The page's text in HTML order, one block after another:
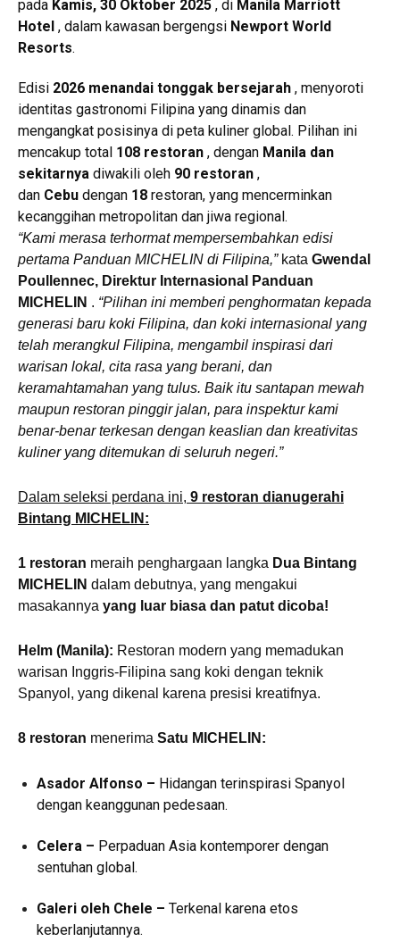
pada Kamis, 30 Oktober 2025 , di Manila Marriott
Hotel , dalam kawasan bergengsi Newport World
Resorts.
Edisi 2026 menandai tonggak bersejarah , menyoroti
identitas gastronomi Filipina yang dinamis dan
mengangkat posisinya di peta kuliner global. Pilihan ini
mencakup total 108 restoran , dengan Manila dan
sekitarnya diwakili oleh 90 restoran ,
dan Cebu dengan 18 restoran, yang mencerminkan
kecanggihan metropolitan dan jiwa regional.
“Kami merasa terhormat mempersembahkan edisi
pertama Panduan MICHELIN di Filipina,”kata Gwendal
Poullennec, Direktur Internasional Panduan
MICHELIN . “Pilihan ini memberi penghormatan kepada
generasi baru koki Filipina, dan koki internasional yang
telah merangkul Filipina, mengambil inspirasi dari
warisan lokal, cita rasa yang berani, dan
keramahtamahan yang tulus. Baik itu santapan mewah
maupun restoran pinggir jalan, para inspektur kami
benar-benar terkesan dengan keaslian dan kreativitas
kuliner yang ditemukan di seluruh negeri.”
Dalam seleksi perdana ini, 9 restoran dianugerahi
Bintang MICHELIN:
1 restoran meraih penghargaan langka Dua Bintang
MICHELIN dalam debutnya, yang mengakui
masakannya yang luar biasa dan patut dicoba!
Helm (Manila): Restoran modern yang memadukan
warisan Inggris-Filipina sang koki dengan teknik
Spanyol, yang dikenal karena presisi kreatifnya.
8 restoran menerima Satu MICHELIN:
Asador Alfonso – Hidangan terinspirasi Spanyol
dengan keanggunan pedesaan.
Celera – Perpaduan Asia kontemporer dengan
sentuhan global.
Galeri oleh Chele – Terkenal karena etos
keberlanjutannya.